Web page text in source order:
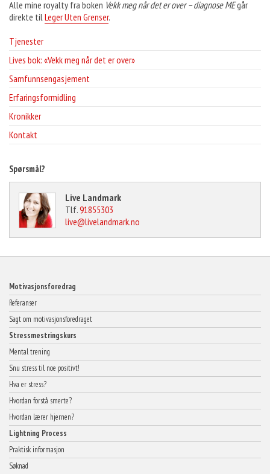
Alle mine royalty fra boken Vekk meg når det er over – diagnose MEgår
direkte tilLeger Uten Grenser.
Tjenester
Lives bok: «Vekk meg når det er over»
Samfunnsengasjement
Erfaringsformidling
Kronikker
Kontakt
Spørsmål?
Live Landmark
Tlf.91855303
live@livelandmark.no
Motivasjonsforedrag
Referanser
Sagt om motivasjonsforedraget
Stressmestringskurs
Mental trening
Snu stress til noe positivt!
Hva er stress?
Hvordan forstå smerte?
Hvordan lærer hjernen?
Lightning Process
Praktisk informasjon
Søknad